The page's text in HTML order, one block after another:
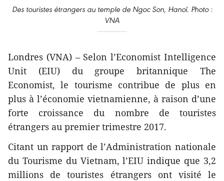
Des touristes étrangers au temple de Ngoc Son, Hanoï. Photo :
VNA
Londres (VNA) – Selon l’Economist Intelligence
Unit (EIU) du groupe britannique The
Economist, le tourisme contribue de plus en
plus à l’économie vietnamienne, à raison d’une
forte croissance du nombre de touristes
étrangers au premier trimestre 2017.
Citant un rapport de l’Administration nationale
du Tourisme du Vietnam, l’EIU indique que 3,2
millions de touristes étrangers ont visité le